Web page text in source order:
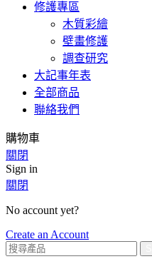
修護專區
木質彩繪
壁畫修護
調查研究
大記事年表
全部商品
聯絡我們
購物車
關閉
Sign in
關閉
No account yet?
Create an Account